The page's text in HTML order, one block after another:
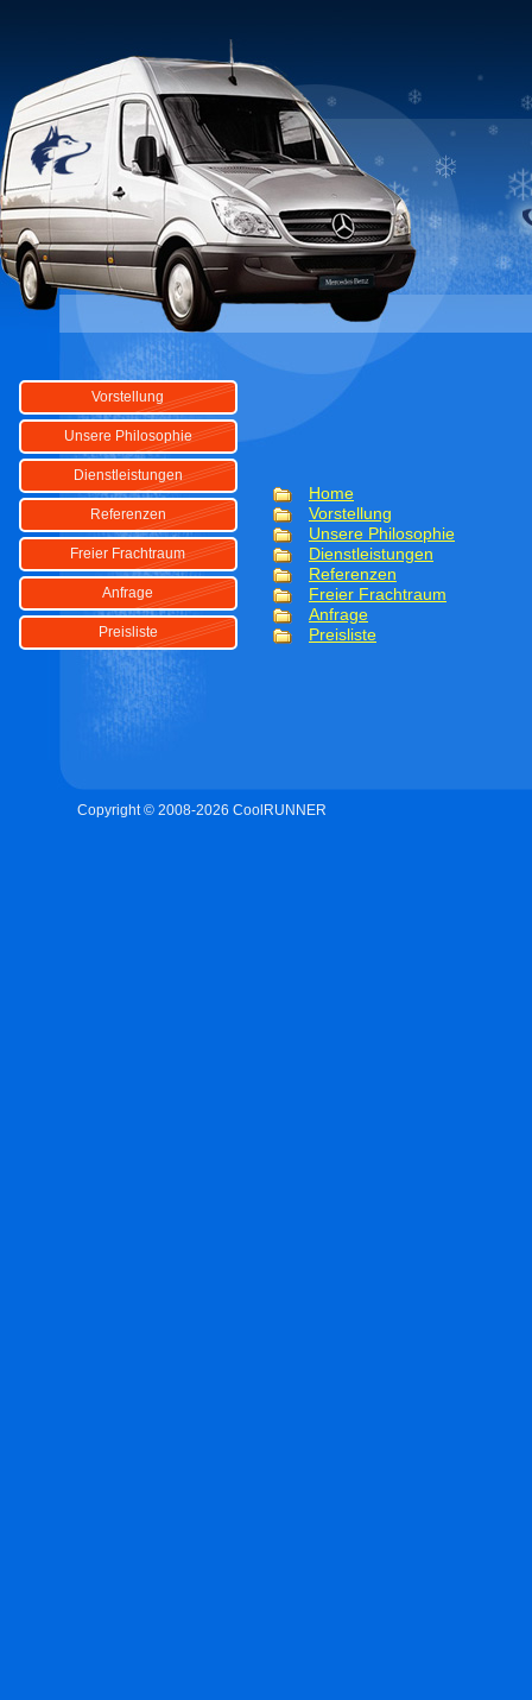
Vorstellung
Unsere Philosophie
Dienstleistungen
Referenzen
Freier Frachtraum
Anfrage
Preisliste
Home
Vorstellung
Unsere Philosophie
Dienstleistungen
Referenzen
Freier Frachtraum
Anfrage
Preisliste
Copyright © 2008-2026 CoolRUNNER